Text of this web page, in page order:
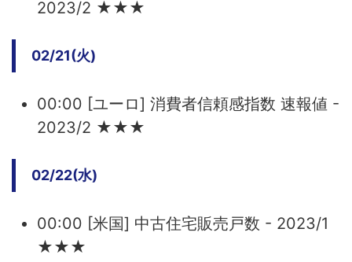
2023/2 ★★★
02/21(火)
00:00 [ユーロ] 消費者信頼感指数 速報値 -
2023/2 ★★★
02/22(水)
00:00 [米国] 中古住宅販売戸数 - 2023/1
★★★